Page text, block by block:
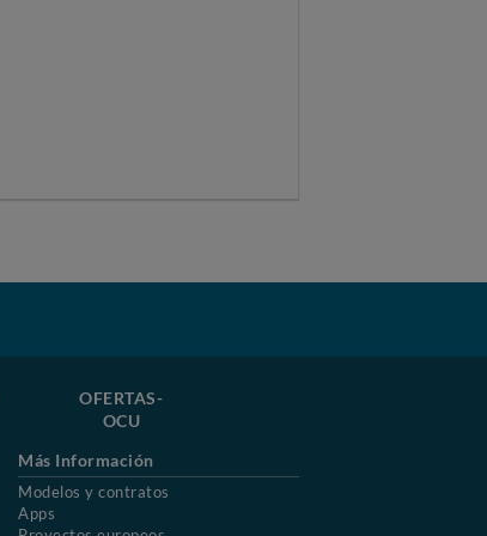
OFERTAS-
OCU
Más Información
Modelos y contratos
Apps